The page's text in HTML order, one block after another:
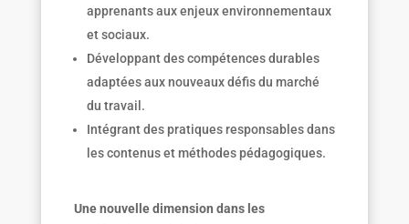
apprenants aux enjeux environnementaux
et sociaux.
Développant des compétences durables
adaptées aux nouveaux défis du marché
du travail.
Intégrant des pratiques responsables dans
les contenus et méthodes pédagogiques.
Une nouvelle dimension dans les